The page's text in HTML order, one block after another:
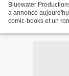
Bluewater
a annoncé
comic-books et un